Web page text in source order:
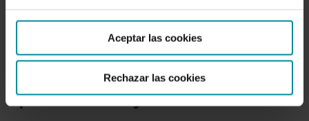
Aceptar las cookies
Rechazar las cookies
Cereales Cuatrimestre C3
2021. Escalada de las
cotizaciones de cereales
por una mayor demanda